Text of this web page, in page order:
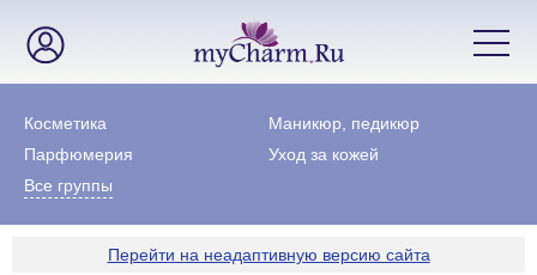
Косметика
Маникюр, педикюр
Парфюмерия
Уход за кожей
Все группы
Перейти на неадаптивную версию сайта